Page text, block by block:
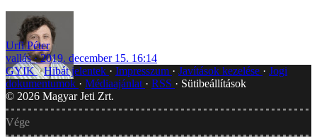
Urfi Péter
vallás
2019. december 15. 16:14
GYIK Hibát jelentek Impresszum Javítások kezelése
Jogi
dokumentumok
Médiaajánlat RSS
Sütibeállítások
© 2026 Magyar Jeti Zrt.
Vége